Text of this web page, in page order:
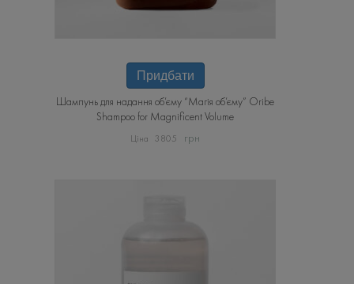
Придбати
Шампунь для надання об’єму “Магія об’єму” Oribe
Shampoo for Magnificent Volume
3805 грн